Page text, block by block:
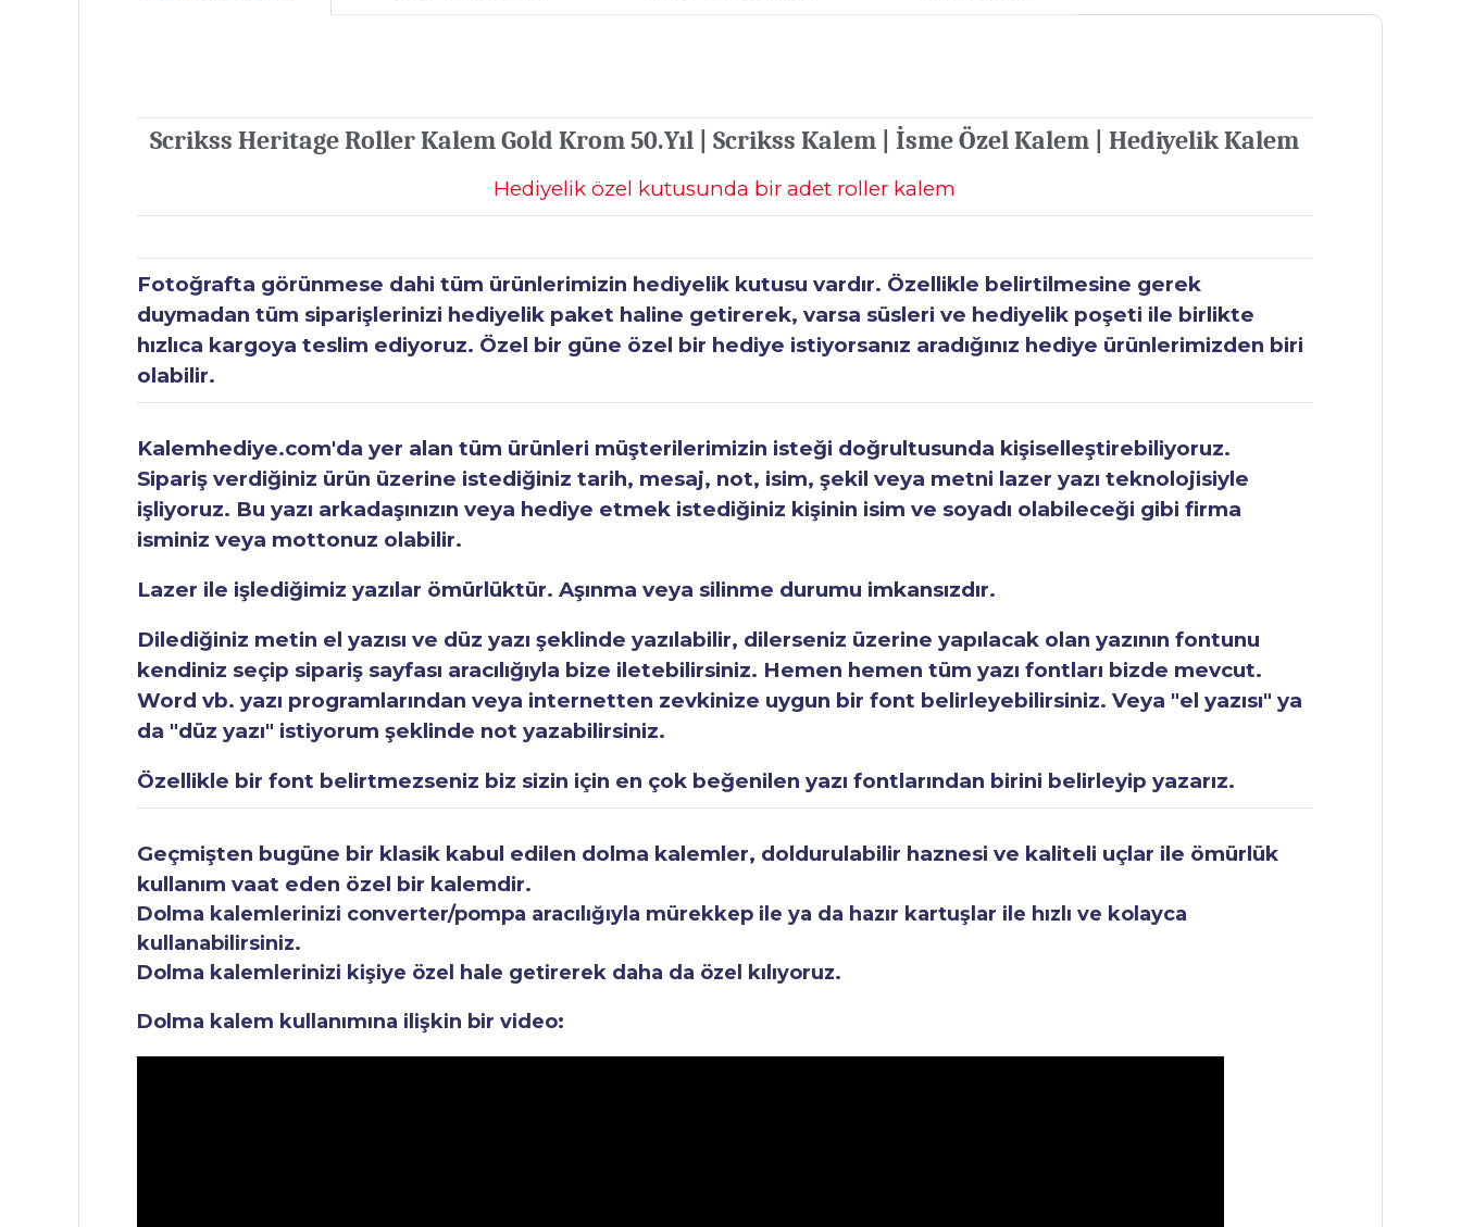
Scrikss Heritage Roller Kalem Gold Krom 50.Yıl | Scrikss Kalem | İsme Özel Kalem | Hediyelik Kalem
Hediyelik özel kutusunda bir adet roller kalem
Fotoğrafta görünmese dahi tüm ürünlerimizin hediyelik kutusu vardır. Özellikle belirtilmesine gerek
duymadan tüm siparişlerinizi hediyelik paket haline getirerek, varsa süsleri ve hediyelik poşeti ile birlikte
hızlıca kargoya teslim ediyoruz. Özel bir güne özel bir hediye istiyorsanız aradığınız hediye ürünlerimizden biri
olabilir.
Kalemhediye.com'da yer alan tüm ürünleri müşterilerimizin isteği doğrultusunda kişiselleştirebiliyoruz.
Sipariş verdiğiniz ürün üzerine istediğiniz tarih, mesaj, not, isim, şekil veya metni lazer yazı teknolojisiyle
işliyoruz. Bu yazı arkadaşınızın veya hediye etmek istediğiniz kişinin isim ve soyadı olabileceği gibi firma
isminiz veya mottonuz olabilir.
Lazer ile işlediğimiz yazılar ömürlüktür. Aşınma veya silinme durumu imkansızdır.
Dilediğiniz metin el yazısı ve düz yazı şeklinde yazılabilir, dilerseniz üzerine yapılacak olan yazının fontunu
kendiniz seçip sipariş sayfası aracılığıyla bize iletebilirsiniz. Hemen hemen tüm yazı fontları bizde mevcut.
Word vb. yazı programlarından veya internetten zevkinize uygun bir font belirleyebilirsiniz. Veya "el yazısı" ya
da "düz yazı" istiyorum şeklinde not yazabilirsiniz.
Özellikle bir font belirtmezseniz biz sizin için en çok beğenilen yazı fontlarından birini belirleyip yazarız.
Geçmişten bugüne bir klasik kabul edilen dolma kalemler, doldurulabilir haznesi ve kaliteli uçlar ile ömürlük
kullanım vaat eden özel bir kalemdir.
Dolma kalemlerinizi converter/pompa aracılığıyla mürekkep ile ya da hazır kartuşlar ile hızlı ve kolayca
kullanabilirsiniz.
Dolma kalemlerinizi kişiye özel hale getirerek daha da özel kılıyoruz.
Dolma kalem kullanımına ilişkin bir video: